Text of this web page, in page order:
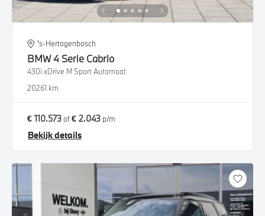
's-Hertogenbosch
BMW4 Serie Cabrio
430i xDrive M Sport Automaat
20261 km
€ 110.573of€ 2.043 p/m
Bekijk details